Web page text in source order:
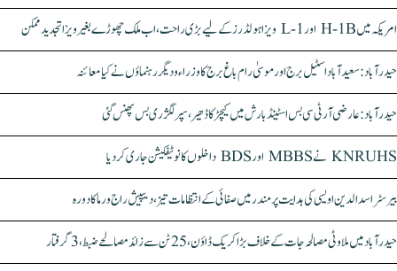
امریکہ میں H-1B اور L-1 ویزا ہولڈرز کے لیے بڑی راحت، اب ملک چھوڑے بغیر ویزا تجدید ممکن
حیدرآباد: سعیدآباد اسٹیل برج اور موسیٰ رام باغ برج کا وزراء و دیگر رہنماؤں نے کیا معائنہ
حیدرآباد: عارضی آر ٹی سی بس اسٹینڈ بارش میں کیچڑ کا ڈھیر، سپر لگژری بس پھنس گئی
KNRUHS نے MBBS اور BDS داخلوں کا نوٹیفکیشن جاری کر دیا
بیرسٹر اسدالدین اویسی کی ہدایت پر مندر میں صفائی کے انتظامات تیز، دیپیش راج ورما کا دورہ
حیدرآباد میں ملاوٹی مصالحہ جات کے خلاف بڑا کریک ڈاؤن، 25 ٹن سے زائد مصالحے ضبط، 3 گرفتار